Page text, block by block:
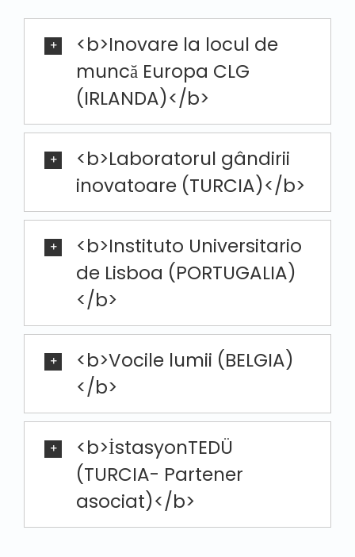
<b>Inovare la locul de
muncă Europa CLG
(IRLANDA)</b>
<b>Laboratorul gândirii
inovatoare (TURCIA)</b>
<b>Instituto Universitario
de Lisboa (PORTUGALIA)
</b>
<b>Vocile lumii (BELGIA)
</b>
<b>İstasyonTEDÜ
(TURCIA- Partener
asociat)</b>